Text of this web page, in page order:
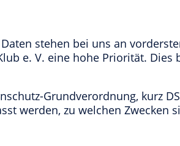
stehen bei uns an
e. V. eine hohe Priorität.
Grundverordnung, kurz
werden, zu welchen Zwecken